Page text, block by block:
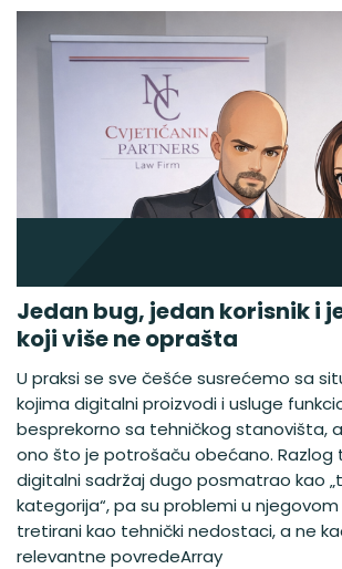
Jedan bug, jedan korisnik i
koji više ne oprašta
U praksi se sve češće susrećemo sa
kojima digitalni proizvodi i usluge
besprekorno sa tehničkog stanovišta,
ono što je potrošaču obećano. Razlog
digitalni sadržaj dugo posmatrao kao
kategorija“, pa su problemi u
tretirani kao tehnički nedostaci, a ne
relevantne povredeArray